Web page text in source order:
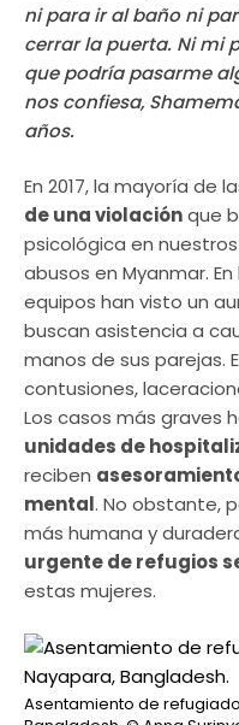
ni para ir al baño ni
cerrar la puerta. Ni mi
que podría pasarme
nos confiesa,
años.
En 2017, la mayoría de
de una violaciónque
psicológica en
abusos en Myanmar.
equipos han visto un
buscan asistencia a
manos de sus parejas.
contusiones,
Los casos más graves
unidades de
reciben
mental. No obstante,
más humana y
urgente de refugios
estas mujeres.
Asentamiento de